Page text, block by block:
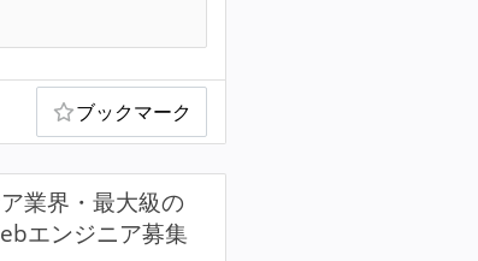
ブックマーク
業界・最大級の
エンジニア募集